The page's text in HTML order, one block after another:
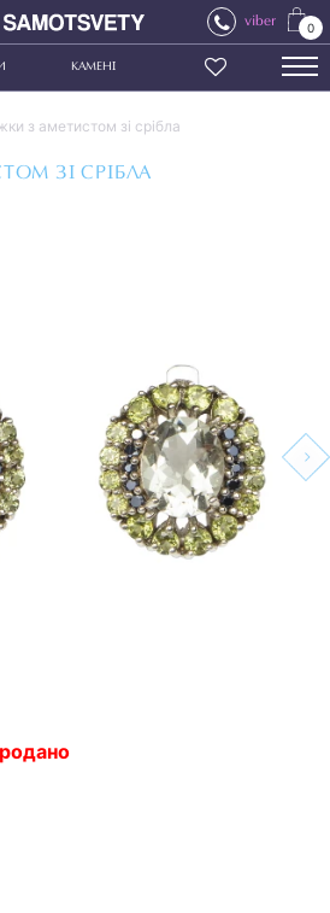
viber 0
КАМЕНІ
з аметистом зі срібла
ЗІ СРІБЛА